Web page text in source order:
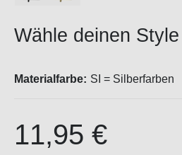
Wähle deinen Style
Materialfarbe: SI = Silberfarben
11,95 €